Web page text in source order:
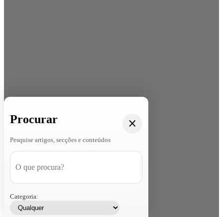
Procurar
Pesquise artigos, secções e conteúdos
Categoria: